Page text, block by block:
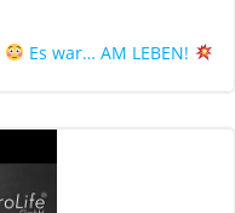
Es war… AM LEBEN!